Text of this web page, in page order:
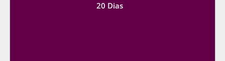
20 Dias